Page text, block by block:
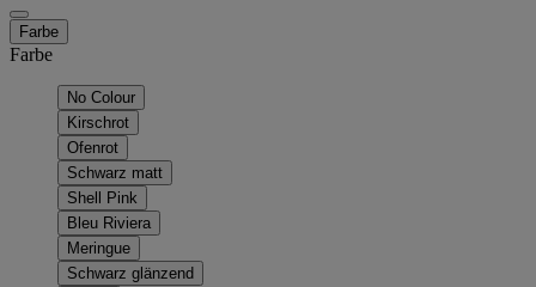
Farbe
Farbe
No Colour
Kirschrot
Ofenrot
Schwarz matt
Shell Pink
Bleu Riviera
Meringue
Schwarz glänzend